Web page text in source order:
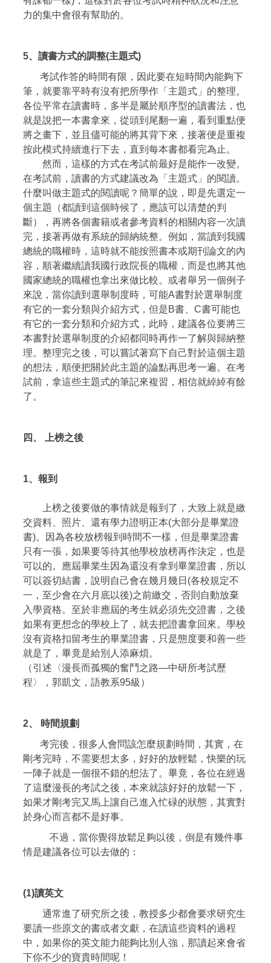
力的集中會很有幫助的。
5、 讀書方式的調整(主題式)
考試作答的時間有限，因此要在短時間內能夠下
筆，就要靠平時有沒有把所學作「主題式」的整理。
各位平常在讀書時，多半是屬於順序型的讀書法，也
就是說把一本書拿來，從頭到尾翻一遍，看到重點便
將之畫下，並且儘可能的將其背下來，接著便是重複
按此模式持續進行下去，直到每本書都看完為止。
然而，這樣的方式在考試前最好是能作一改變。
在考試前，讀書的方式建議改為「主題式」的閱讀。
什麼叫做主題式的閱讀呢？簡單的說，即是先選定一
個主題（都讀到這個時候了，應該可以清楚的判
斷），再將各個書籍或者參考資料的相關內容一次讀
完，接著再做有系統的歸納統整。例如，當讀到我國
總統的職權時，這時就不能按照書本或期刊論文的內
容，順著繼續讀我國行政院長的職權，而是也將其他
國家總統的職權也拿出來做比較。或者舉另一個例子
來說，當你讀到選舉制度時，可能A書對於選舉制度
有它的一套分類與介紹方式，但是B書、C書可能也
有它的一套分類和介紹方式，此時，建議各位要將三
本書對於選舉制度的介紹都同時再作一了解與歸納整
理。整理完之後，可以嘗試著寫下自己對於這個主題
的想法，順便把關於此主題的論點再思考一遍。在考
試前，拿這些主題式的筆記來複習，相信就綽綽有餘
了。
四、 上榜之後
1、 報到
上榜之後要做的事情就是報到了，大致上就是繳
交資料、照片、還有學力證明正本(大部分是畢業證
書)。因為各校放榜報到時間不一樣，但是畢業證書
只有一張，如果要等待其他學校放榜再作決定，也是
可以的。應屆畢業生因為還沒有拿到畢業證書，所以
可以簽切結書，說明自己會在幾月幾日(各校規定不
一，至少會在六月底以後)之前繳交，否則自動放棄
入學資格。至於非應屆的考生就必須先交證書，之後
如果有更想念的學校上了，就去把證書拿回來。學校
沒有資格扣留考生的畢業證書，只是態度要和善一些
就是了，畢竟是給別人添麻煩。
（引述〈漫長而孤獨的奮鬥之路—中研所考試歷
程〉，郭凱文，語教系95級）
2、
時間規劃
考完後，很多人會問該怎麼規劃時間，其實，在
剛考完時，不需要想太多，好好的放輕鬆，快樂的玩
一陣子就是一個很不錯的想法了。畢竟，各位在經過
了這麼漫長的考試之後，本來就該好好的放鬆一下，
如果才剛考完又馬上讓自己進入忙碌的狀態，其實對
於身心而言都不是好事。
不過，當你覺得放鬆足夠以後，倒是有幾件事
情是建議各位可以去做的：
(1)讀英文
通常進了研究所之後，教授多少都會要求研究生
要讀一些原文的書或者文獻，在讀這些資料的過程
中，如果你的英文能力能夠比別人強，那讀起來會省
下你不少的寶貴時間呢！